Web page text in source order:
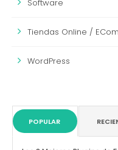
Software
Tiendas Online /
WordPress
POPULAR